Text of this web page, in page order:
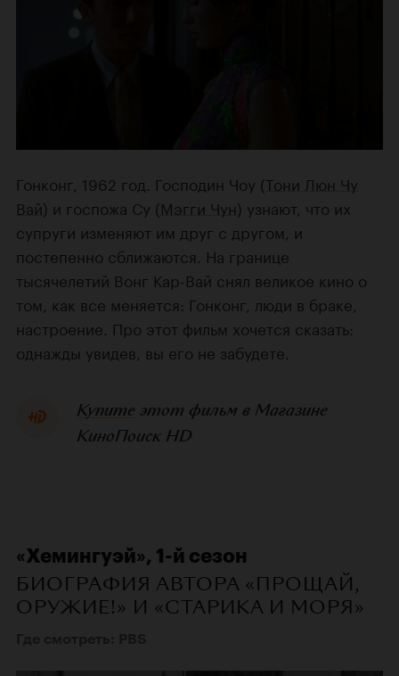
Гонконг, 1962 год. Господин Чоу (Тони Люн Чу
Вай) и госпожа Су (Мэгги Чун) узнают, что их
супруги изменяют им друг с другом, и
постепенно сближаются. На границе
тысячелетий Вонг Кар-Вай снял великое кино о
том, как все меняется: Гонконг, люди в браке,
настроение. Про этот фильм хочется сказать:
однажды увидев, вы его не забудете.
Купите этот фильм в Магазине
КиноПоиск HD
«Хемингуэй», 1-й сезон
БИОГРАФИЯ АВТОРА «ПРОЩАЙ,
ОРУЖИЕ!» И «СТАРИКА И МОРЯ»